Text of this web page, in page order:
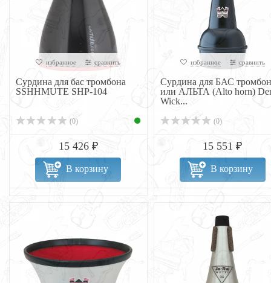
избранное сравнить
Сурдина для бас тромбона
SSHHMUTE SHP-104
(0)
15 426 ₽
В корзину
избранное сравнить
Сурдина для БАС
или АЛЬТА (Alto horn)
Wick...
(0)
15 551 ₽
В корзину